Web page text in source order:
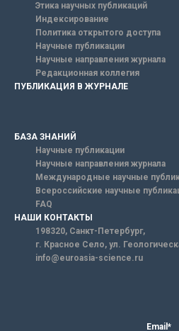
Этика научных публикаций
Индексирование
Политика открытого доступа
Научные публикации
Научные направления журнала
Редакционная коллегия
ПУБЛИКАЦИЯ В ЖУРНАЛЕ
БАЗА ЗНАНИЙ
Научные публикации
Научные направления журнала
Международные научные
Всероссийские научные
FAQ
НАШИ КОНТАКТЫ
198320, Санкт-Петербург,
г. Красное Село, ул.
info@euroasia-science.ru
Email*